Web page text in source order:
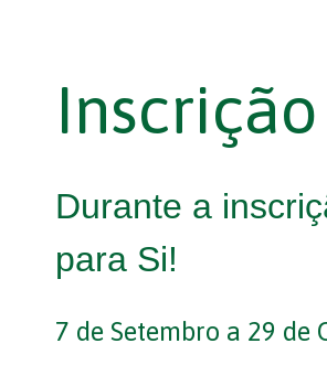
Durante a
para Si!
7 de Setembro a 29 de